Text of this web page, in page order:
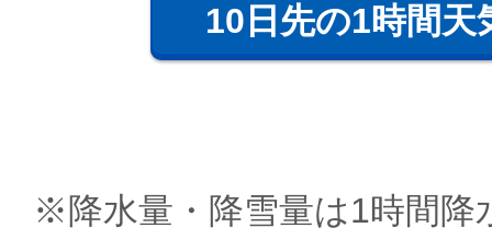
10日先の1時間天
※降水量・降雪量は1時間降